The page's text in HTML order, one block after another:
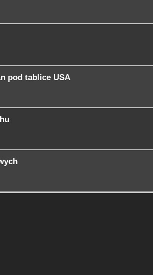
pod tablice USA